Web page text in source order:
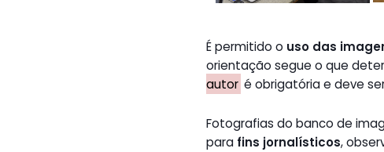
É permitido o uso das
orientação segue o que
autor é obrigatória e deve
Fotografias do banco de
para fins jornalísticos,